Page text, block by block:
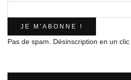
Pas de spam. Désinscription en un clic